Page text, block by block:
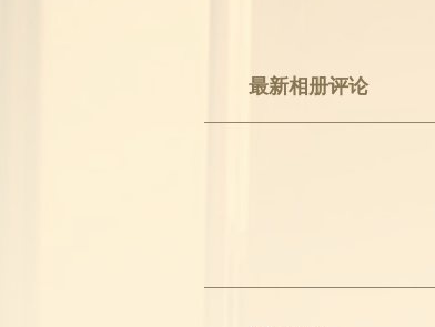
最新相册评论